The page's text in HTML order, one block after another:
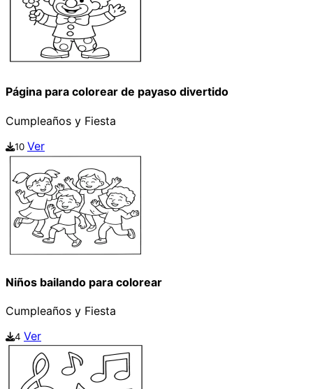
Página para colorear de payaso divertido
Cumpleaños y Fiesta
10 Ver
Niños bailando para colorear
Cumpleaños y Fiesta
4 Ver